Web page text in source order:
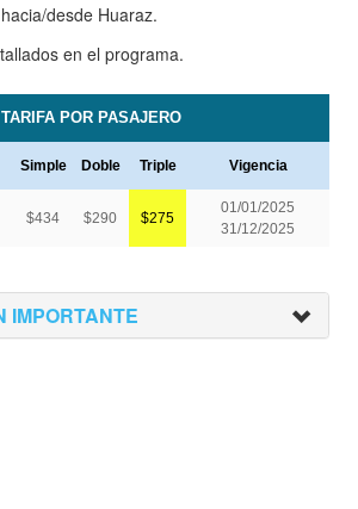
desde Huaraz.
en el programa.
IMPORTANTE